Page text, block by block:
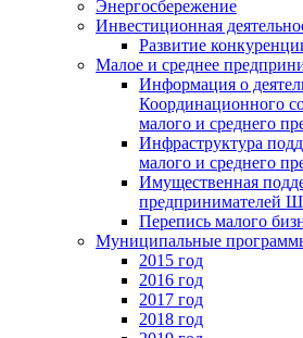
Энергосбережение
Инвестиционная
Развитие
Малое и среднее
Информация о
Координационного
малого и среднего
Инфраструктура
малого и среднего
Имущественная
предпринимателей
Перепись малого
Муниципальные
2015 год
2016 год
2017 год
2018 год